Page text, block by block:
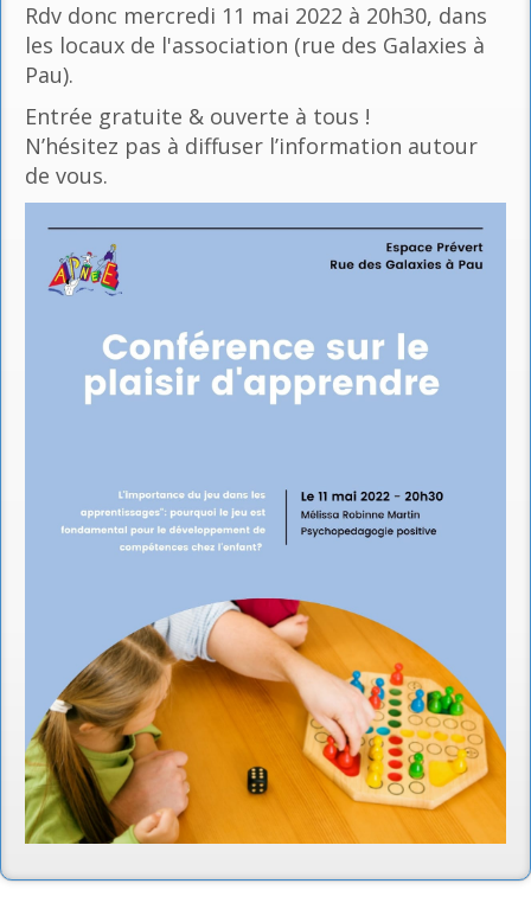
Rdv donc mercredi 11 mai 2022 à 20h30, dans
les locaux de l'association (rue des Galaxies à
Pau).
Entrée gratuite & ouverte à tous !
N’hésitez pas à diffuser l’information autour
de vous.